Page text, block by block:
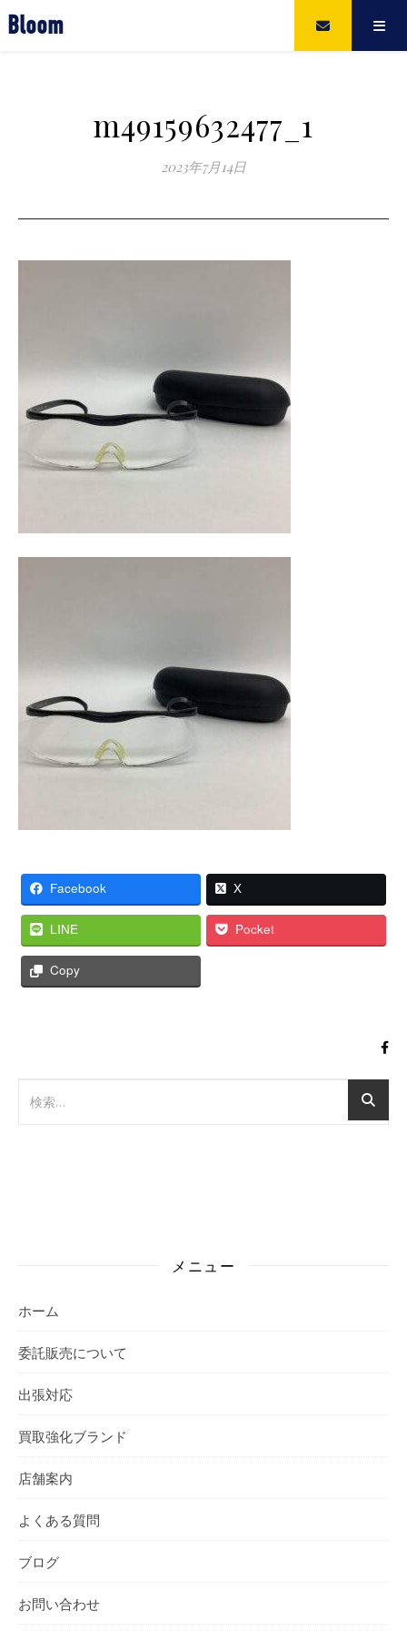
Bloom
m49159632477_1
2023年7月14日
Facebook X
LINE Pocket
Copy
メニュー
ホーム
委託販売について
出張対応
買取強化ブランド
店舗案内
よくある質問
ブログ
お問い合わせ